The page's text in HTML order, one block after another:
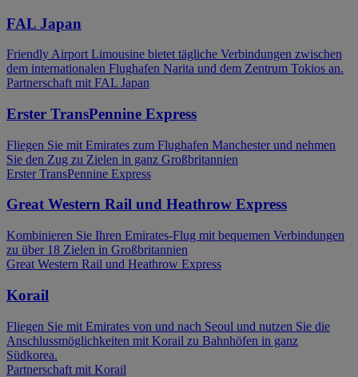
FAL Japan
Friendly Airport Limousine bietet tägliche Verbindungen zwischen
dem internationalen Flughafen Narita und dem Zentrum Tokios an.
Partnerschaft mit FAL Japan
Erster TransPennine Express
Fliegen Sie mit Emirates zum Flughafen Manchester und nehmen
Sie den Zug zu Zielen in ganz Großbritannien
Erster TransPennine Express
Great Western Rail und Heathrow Express
Kombinieren Sie Ihren Emirates-Flug mit bequemen Verbindungen
zu über 18 Zielen in Großbritannien
Great Western Rail und Heathrow Express
Korail
Fliegen Sie mit Emirates von und nach Seoul und nutzen Sie die
Anschlussmöglichkeiten mit Korail zu Bahnhöfen in ganz
Südkorea.
Partnerschaft mit Korail